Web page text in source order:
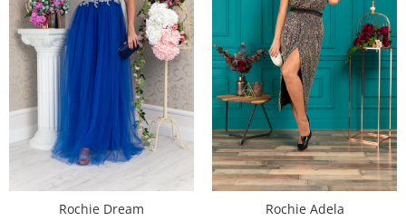
Rochie Dream
Rochie Adela